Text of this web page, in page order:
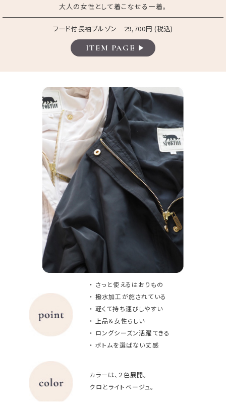
大人の女性として着こなせる一着。
フード付長袖ブルゾン 29,700円 (税込)
ITEM PAGE ▶
・ さっと使えるはおりもの
・ 撥水加工が施されている
・ 軽くて持ち運びしやすい
・ 上品＆女性らしい
・ ロングシーズン活躍てきる
・ ボトムを選ばない丈感
カラーは、２色展開。
クロとライトベージュ。